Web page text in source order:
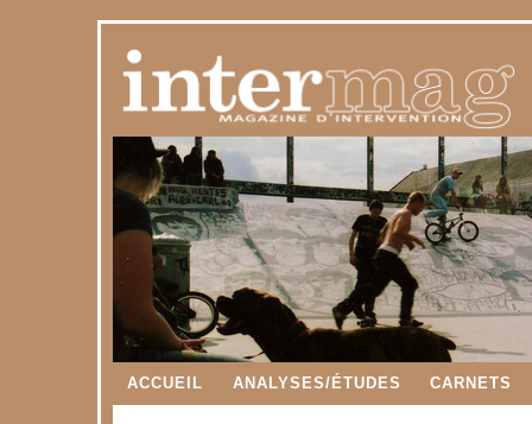
ACCUEIL ANALYSES/ÉTUDES CARNETS